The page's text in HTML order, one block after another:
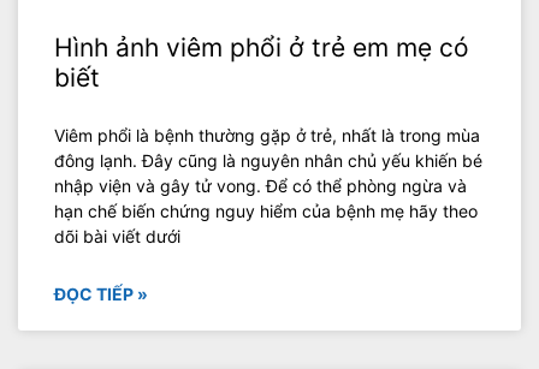
Hình ảnh viêm phổi ở trẻ em mẹ có
biết
Viêm phổi là bệnh thường gặp ở trẻ, nhất là trong mùa
đông lạnh. Đây cũng là nguyên nhân chủ yếu khiến bé
nhập viện và gây tử vong. Để có thể phòng ngừa và
hạn chế biến chứng nguy hiểm của bệnh mẹ hãy theo
dõi bài viết dưới
ĐỌC TIẾP »